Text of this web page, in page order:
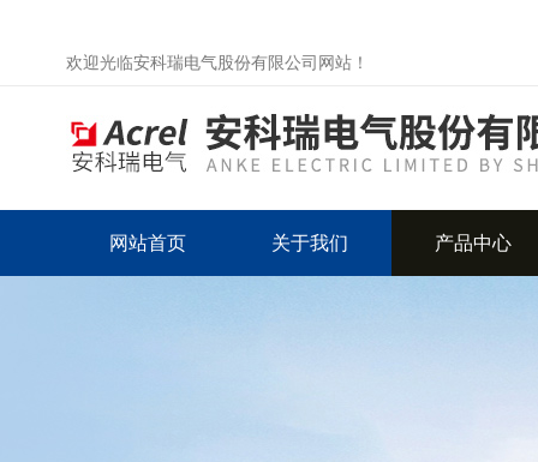
欢迎光临安科瑞电气股份有限公司网站！
网站首页 关于我们 产品中心